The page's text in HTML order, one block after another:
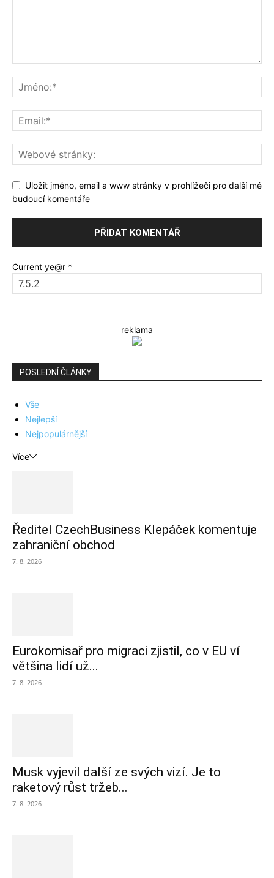
Uložit jméno, email a www stránky v prohlížeči pro další mé
budoucí komentáře
Current ye@r *
reklama
POSLEDNÍ ČLÁNKY
Vše
Nejlepší
Nejpopulárnější
Více
Ředitel CzechBusiness Klepáček komentuje
zahraniční obchod
7. 8. 2026
Eurokomisař pro migraci zjistil, co v EU ví
většina lidí už...
7. 8. 2026
Musk vyjevil další ze svých vizí. Je to
raketový růst tržeb...
7. 8. 2026